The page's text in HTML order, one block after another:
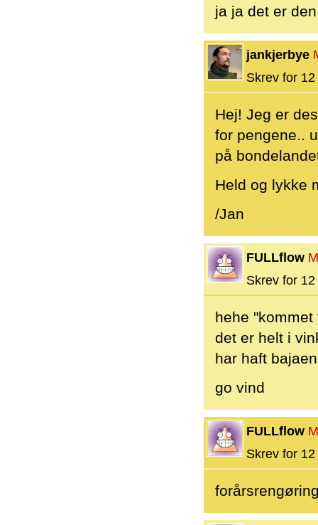
ja ja det er
jankjerbye
Skrev for
Hej! Jeg er
for pengene..
på
Held og lykke
/Jan
FULLflow
Skrev for
hehe
det er helt i
har haft
go vind
FULLflow
Skrev for